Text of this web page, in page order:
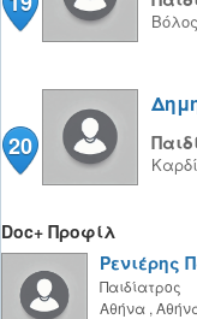
Βόλος
20
Doc+ Προφίλ
Ρενιέρης
Παιδίατρος
Αθήνα ,